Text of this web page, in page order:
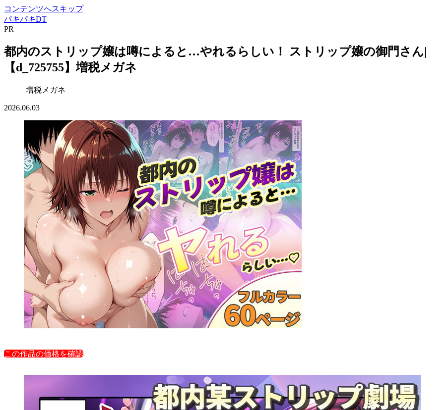
コンテンツへスキップ
パキパキDT
PR
都内のストリップ嬢は噂によると…やれるらしい！ ストリップ嬢の御門さん|
【d_725755】増税メガネ
増税メガネ
2026.06.03
この作品の価格を確認